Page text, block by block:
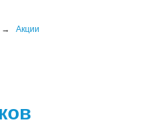
→ Акции